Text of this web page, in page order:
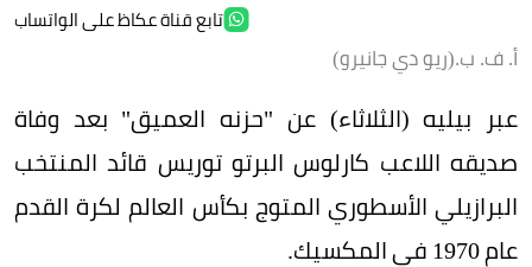
تابع قناة عكاظ على الواتساب
أ. ف. ب.(ريو دي جانيرو)
عبر بيليه (الثلاثاء) عن "حزنه العميق" بعد وفاة
صديقه اللاعب كارلوس البرتو توريس قائد المنتخب
البرازيلي الأسطوري المتوج بكأس العالم لكرة القدم
عام 1970 في المكسيك.